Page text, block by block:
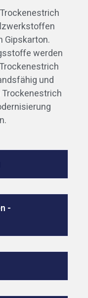
Gipskarton.
werden
und
-